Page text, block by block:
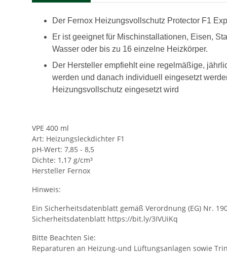
Der Fernox Heizungsvollschutz Protector F1
Er ist geeignet für Mischinstallationen, Eisen,
Wasser oder bis zu 16 einzelne Heizkörper.
Der Hersteller empfiehlt eine regelmäßige,
werden und danach individuell eingesetzt
Heizungsvollschutz eingesetzt wird
VPE 400 ml
Art: Heizungsleckdichter F1
pH-Wert: 7,85 - 8,5
Dichte: 1,17 g/cm³
Hersteller Fernox
Hinweis:
Ein Sicherheitsdatenblatt gemäß Verordnung (EG) Nr.
Sicherheitsdatenblatt https://bit.ly/3IVUiKq
Bitte Beachten Sie:
Reparaturen an Heizung-und Lüftungsanlagen sowie